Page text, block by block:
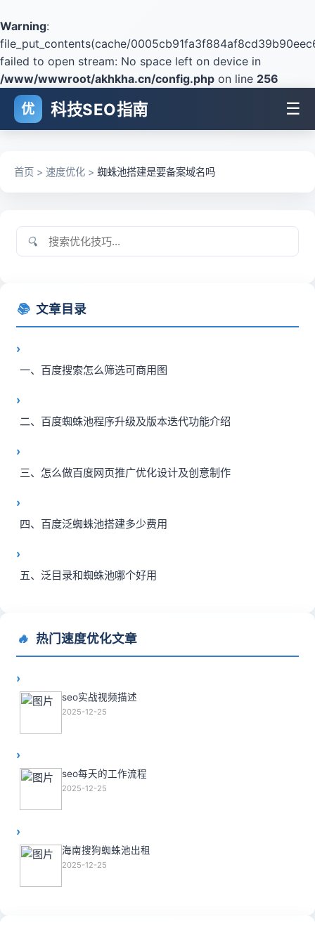
Warning:
file_put_contents(cache/
failed to open stream: No space left on device in
/www/wwwroot/akhkha.cn/config.php on line 256
优 科技SEO指南 ☰
首页 > 速度优化 > 蜘蛛池搭建是要备案域名吗
🔍
📚 文章目录
一、百度搜索怎么筛选可商用图
二、百度蜘蛛池程序升级及版本迭代功能介绍
三、怎么做百度网页推广优化设计及创意制作
四、百度泛蜘蛛池搭建多少费用
五、泛目录和蜘蛛池哪个好用
🔥 热门速度优化文章
seo实战视频描述
2025-12-25
seo每天的工作流程
2025-12-25
海南搜狗蜘蛛池出租
2025-12-25